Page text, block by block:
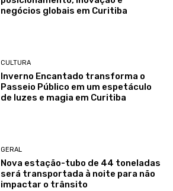
negócios globais em Curitiba
CULTURA
Inverno Encantado transforma o
Passeio Público em um espetáculo
de luzes e magia em Curitiba
GERAL
Nova estação-tubo de 44 toneladas
será transportada à noite para não
impactar o trânsito